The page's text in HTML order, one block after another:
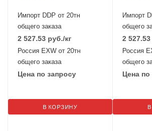
Импорт DDP от 20тн
общего заказа
2 527.53 руб./кг
Россия EXW от 20тн
общего заказа
Цена по запросу
В КОРЗИНУ
Импорт
общего
2 527.53
Россия
общего
Цена по